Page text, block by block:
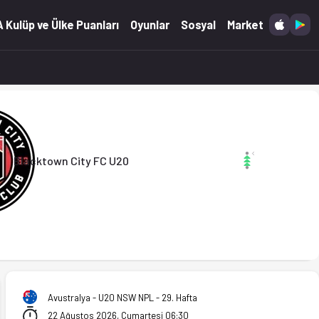
Ofsayt'ta.
Kulüp ve Ülke Puanları Oyunlar Sosyal Market
Blacktown City FC U20
Avustralya - U20 NSW NPL - 29. Hafta
22 Ağustos 2026, Cumartesi 06:30